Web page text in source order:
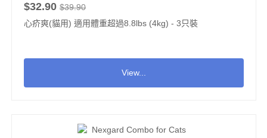
$32.90 $39.90
心疥爽(貓用) 適用體重超過8.8lbs (4kg) - 3只裝
View...